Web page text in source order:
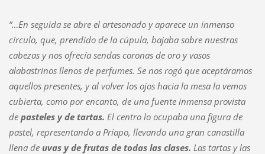
“…En seguida se abre el artesonado y aparece un inmenso
círculo, que, prendido de la cúpula, bajaba sobre nuestras
cabezas y nos ofrecía sendas coronas de oro y vasos
alabastrinos llenos de perfumes. Se nos rogó que aceptáramos
aquellos presentes, y al volver los ojos hacia la mesa la vemos
cubierta, como por encanto, de una fuente inmensa provista
de pasteles y de tartas. El centro lo ocupaba una figura de
pastel, representando a Príapo, llevando una gran canastilla
llena de uvas y de frutas de todas las clases. Las tartas y las